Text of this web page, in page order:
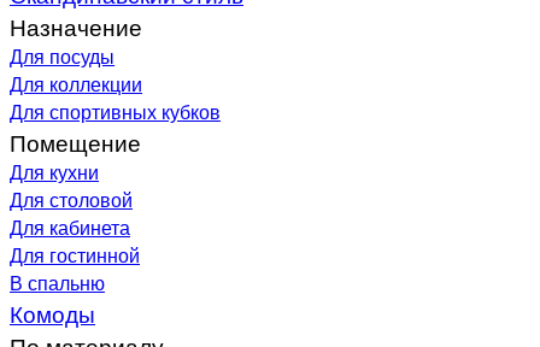
Назначение
Для посуды
Для коллекции
Для спортивных кубков
Помещение
Для кухни
Для столовой
Для кабинета
Для гостинной
В спальню
Комоды